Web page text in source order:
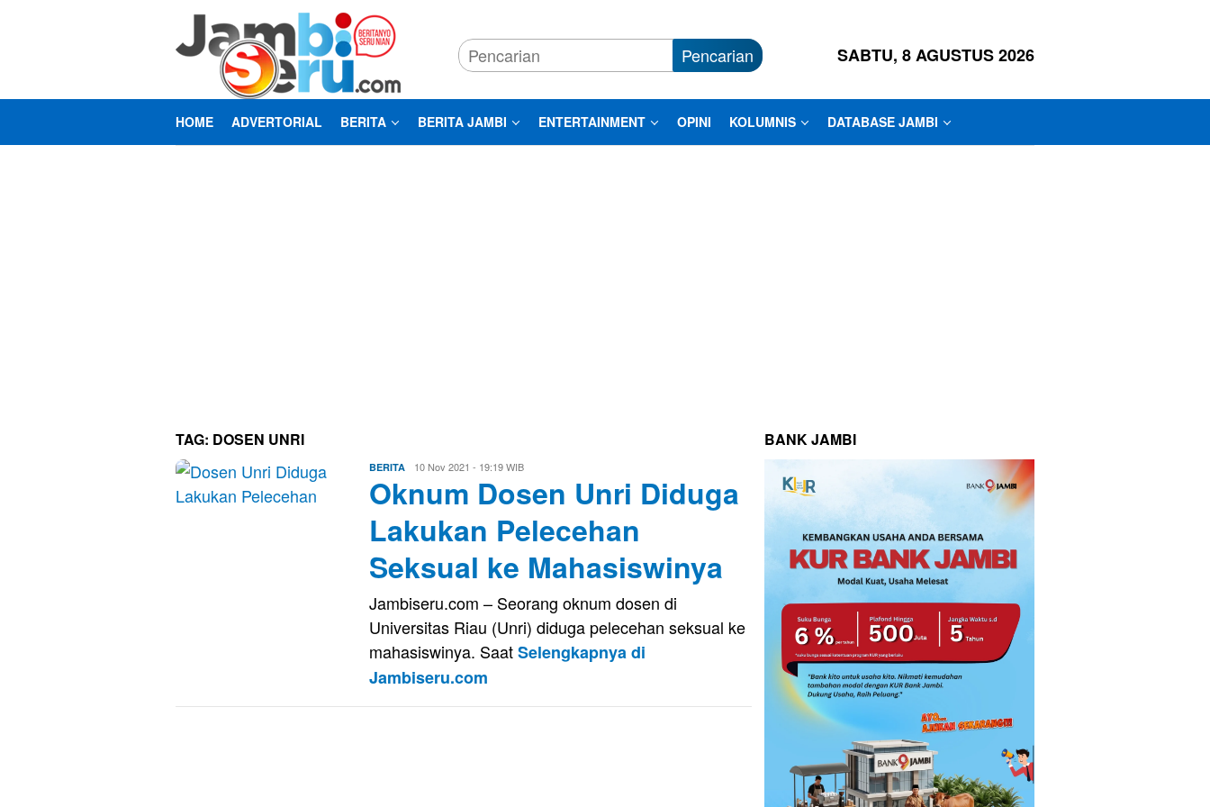
Pencarian SABTU, 8 AGUSTUS 2026
HOME ADVERTORIAL BERITA BERITA JAMBI ENTERTAINMENT OPINI KOLUMNIS DATABASE JAMBI
TAG: DOSEN UNRI
BERITA Evo
10 Nov 2021 - 19:19 WIB
Oknum Dosen Unri Diduga
Lakukan Pelecehan
Seksual ke Mahasiswinya
Jambiseru.com – Seorang oknum dosen di
Universitas Riau (Unri) diduga pelecehan seksual ke
mahasiswinya. SaatSelengkapnya di
Jambiseru.com
BANK JAMBI